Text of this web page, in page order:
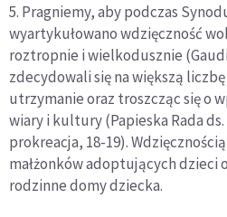
5. Pragniemy, aby podczas
wyartykułowano wdzięczność
roztropnie i wielkodusznie
zdecydowali się na większą
utrzymanie oraz troszcząc się o
wiary i kultury (Papieska Rada
prokreacja, 18-19).
małżonków adoptujących dzieci
rodzinne domy dziecka.